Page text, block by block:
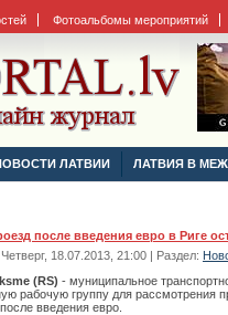
Фотоальбомы мероприятий
ЛАТВИИ ЛАТВИЯ В
после введения евро в Риге
18.07.2013, 21:00 | Раздел:
(RS) - муниципальное
рабочую группу для рассмотрения
введения евро.